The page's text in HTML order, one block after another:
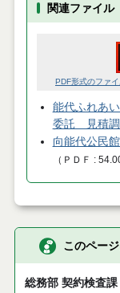
関連ファイル
PDF形式のファ
能代ふれあ
委託 見積
向能代公民
（ ＰＤＦ
このペー
総務部 契約検査課